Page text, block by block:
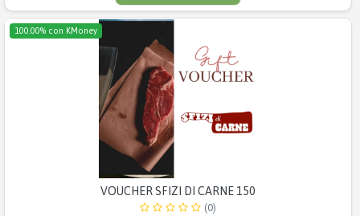
100.00% con KMoney
VOUCHER SFIZI DI CARNE 150
(0)